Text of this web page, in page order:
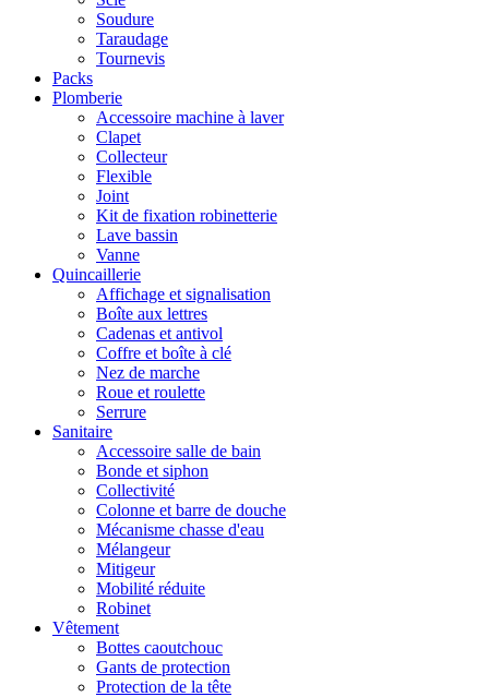
Soudure
Taraudage
Tournevis
Packs
Plomberie
Accessoire machine à laver
Clapet
Collecteur
Flexible
Joint
Kit de fixation robinetterie
Lave bassin
Vanne
Quincaillerie
Affichage et signalisation
Boîte aux lettres
Cadenas et antivol
Coffre et boîte à clé
Nez de marche
Roue et roulette
Serrure
Sanitaire
Accessoire salle de bain
Bonde et siphon
Collectivité
Colonne et barre de douche
Mécanisme chasse d'eau
Mélangeur
Mitigeur
Mobilité réduite
Robinet
Vêtement
Bottes caoutchouc
Gants de protection
Protection de la tête